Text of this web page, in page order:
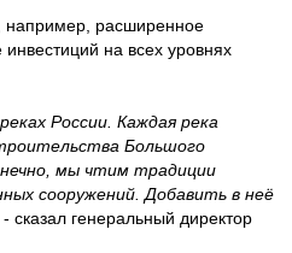
расширенное
на всех уровнях
России. Каждая река
Большого
мы чтим традиции
сооружений. Добавить в неё
- сказал генеральный директор